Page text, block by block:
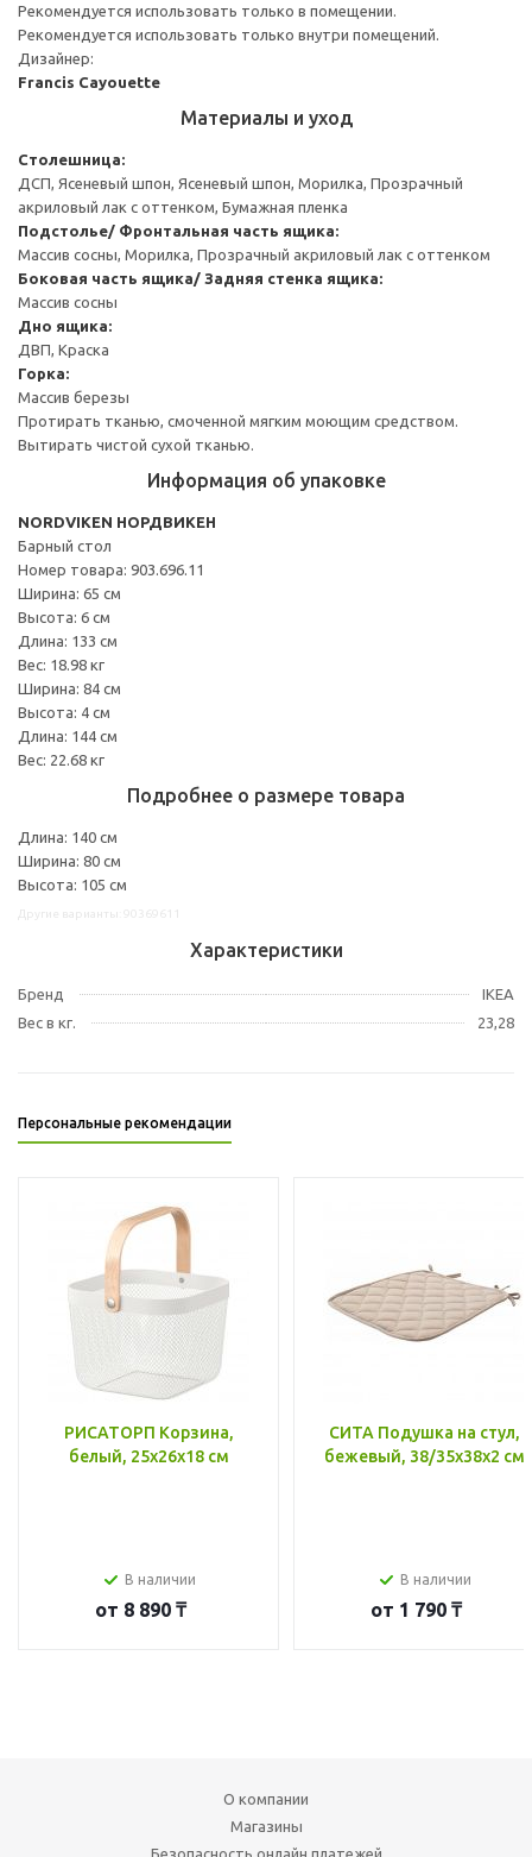
Рекомендуется использовать только в помещении.
Рекомендуется использовать только внутри помещений.
Дизайнер:
Francis Cayouette
Материалы и уход
Столешница:
ДСП, Ясеневый шпон, Ясеневый шпон, Морилка, Прозрачный
акриловый лак с оттенком, Бумажная пленка
Подстолье/ Фронтальная часть ящика:
Массив сосны, Морилка, Прозрачный акриловый лак с оттенком
Боковая часть ящика/ Задняя стенка ящика:
Массив сосны
Дно ящика:
ДВП, Краска
Горка:
Массив березы
Протирать тканью, смоченной мягким моющим средством.
Вытирать чистой сухой тканью.
Информация об упаковке
NORDVIKEN НОРДВИКЕН
Барный стол
Номер товара: 903.696.11
Ширина: 65 см
Высота: 6 см
Длина: 133 см
Вес: 18.98 кг
Ширина: 84 см
Высота: 4 см
Длина: 144 см
Вес: 22.68 кг
Подробнее о размере товара
Длина: 140 см
Ширина: 80 см
Высота: 105 см
Характеристики
Бренд
IKEA
Вес в кг.
23,28
Персональные рекомендации
РИСАТОРП Корзина,
белый, 25x26x18 см
В наличии
от 8 890 ₸
СИТА Подушка на стул,
бежевый, 38/35x38x2 см
В наличии
от 1 790 ₸
О компании
Магазины
Безопасность онлайн платежей